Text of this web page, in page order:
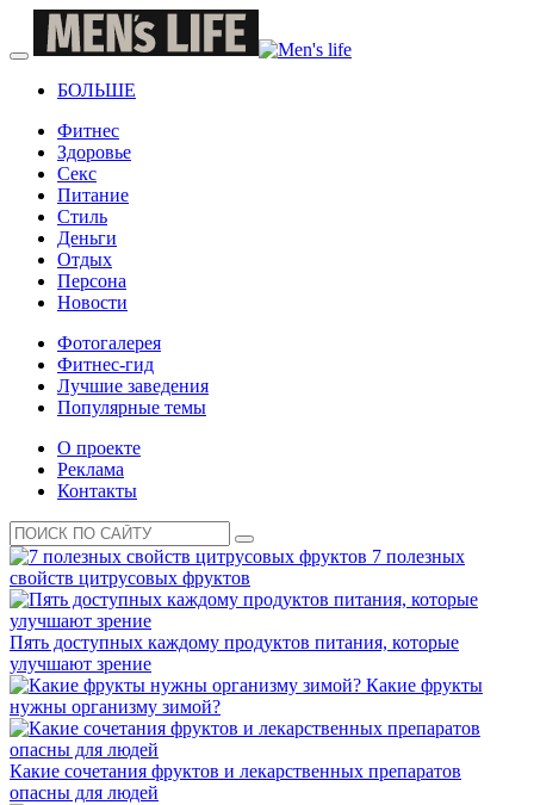
БОЛЬШЕ
Фитнес
Здоровье
Секс
Питание
Стиль
Деньги
Отдых
Персона
Новости
Фотогалерея
Фитнес-гид
Лучшие заведения
Популярные темы
О проекте
Реклама
Контакты
7 полезных
свойств цитрусовых фруктов
Пять доступных каждому продуктов питания, которые
улучшают зрение
Какие фрукты
нужны организму зимой?
Какие сочетания фруктов и лекарственных препаратов
опасны для людей